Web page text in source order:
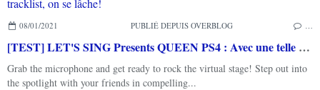
08/01/2021 PUBLIÉ DEPUIS OVERBLOG
[TEST] LET'S SING Presents QUEEN PS4 : Avec une telle tracklist, on se lâche!
Grab the microphone and get ready to rock the virtual stage! Step out into
the spotlight with your friends in compelling...